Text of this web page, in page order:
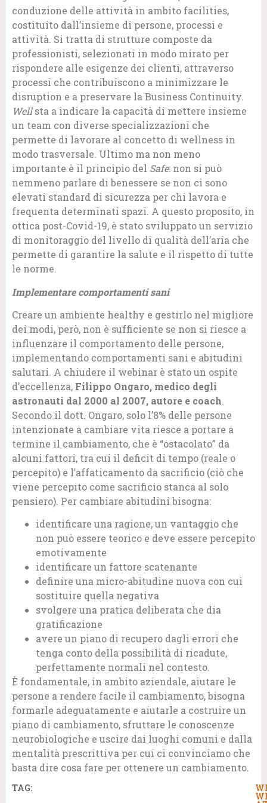
conduzione delle attività in ambito facilities,
costituito dall’insieme di persone, processi e
attività. Si tratta di strutture composte da
professionisti, selezionati in modo mirato per
rispondere alle esigenze dei clienti, attraverso
processi che contribuiscono a minimizzare le
disruption e a preservare la Business Continuity.
Wellsta a indicare la capacità di mettere insieme
un team con diverse specializzazioni che
permette di lavorare al concetto di wellness in
modo trasversale. Ultimo ma non meno
importante è il principio del Safe: non si può
nemmeno parlare di benessere se non ci sono
elevati standard di sicurezza per chi lavora e
frequenta determinati spazi. A questo proposito, in
ottica post-Covid-19, è stato sviluppato un servizio
di monitoraggio del livello di qualità dell’aria che
permette di garantire la salute e il rispetto di tutte
le norme.
Implementare comportamenti sani
Creare un ambiente healthy e gestirlo nel migliore
dei modi, però, non è sufficiente se non si riesce a
influenzare il comportamento delle persone,
implementando comportamenti sani e abitudini
salutari. A chiudere il webinar è stato un ospite
d’eccellenza, Filippo Ongaro, medico degli
astronauti dal 2000 al 2007, autore e coach.
Secondo il dott. Ongaro, solo l’8% delle persone
intenzionate a cambiare vita riesce a portare a
termine il cambiamento, che è “ostacolato” da
alcuni fattori, tra cui il deficit di tempo (reale o
percepito) e l’affaticamento da sacrificio (ciò che
viene percepito come sacrificio stanca al solo
pensiero). Per cambiare abitudini bisogna:
identificare una ragione, un vantaggio che
non può essere teorico e deve essere percepito
emotivamente
identificare un fattore scatenante
definire una micro-abitudine nuova con cui
sostituire quella negativa
svolgere una pratica deliberata che dia
gratificazione
avere un piano di recupero dagli errori che
tenga conto della possibilità di ricadute,
perfettamente normali nel contesto.
È fondamentale, in ambito aziendale, aiutare le
persone a rendere facile il cambiamento, bisogna
formarle adeguatamente e aiutarle a costruire un
piano di cambiamento, sfruttare le conoscenze
neurobiologiche e uscire dai luoghi comuni e dalla
mentalità prescrittiva per cui ci convinciamo che
basta dire cosa fare per ottenere un cambiamento.
TAG: